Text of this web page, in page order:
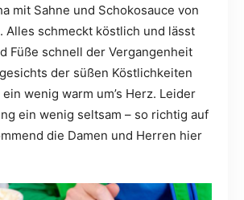
mit Sahne und Schokosauce von
Alles schmeckt köstlich und lässt
Füße schnell der Vergangenheit
der süßen Köstlichkeiten
wenig warm um’s Herz. Leider
ein wenig seltsam – so richtig auf
die Damen und Herren hier